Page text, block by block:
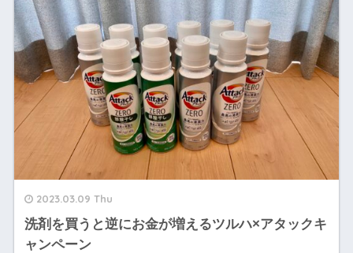
2023.03.09 Thu
洗剤を買うと逆にお金が増えるツルハ×アタックキ
ャンペーン